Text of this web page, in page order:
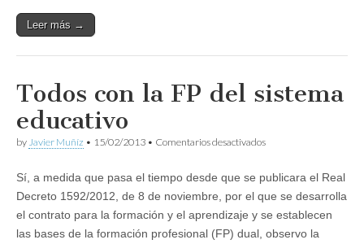
Leer más →
Todos con la FP del sistema
educativo
by Javier Muñíz • 15/02/2013 • Comentarios desactivadosen
la
FP
sistema
educativo
Sí, a medida que pasa el tiempo desde que se publicara el Real
Decreto 1592/2012, de 8 de noviembre, por el que se desarrolla
el contrato para la formación y el aprendizaje y se establecen
las bases de la formación profesional (FP) dual, observo la